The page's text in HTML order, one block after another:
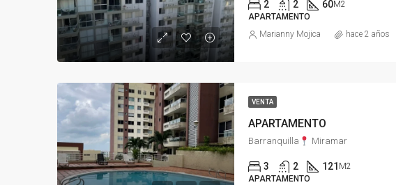
2 2 60M2
APARTAMENTO
Marianny Mojica hace 2 años
VENTA
APARTAMENTO
Barranquilla Miramar
3 2 121 M2
APARTAMENTO